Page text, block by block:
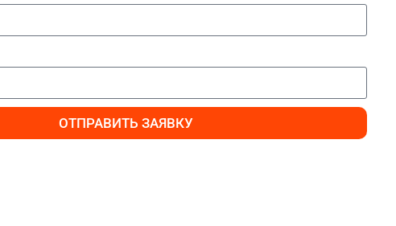
ОТПРАВИТЬ ЗАЯВКУ